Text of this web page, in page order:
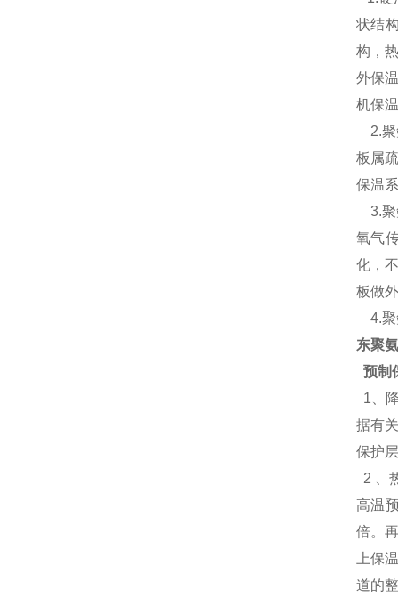
状结
构，
外保
机保
2.聚
板属
保温
3.聚
氧气
化，
板做
4.聚
东聚
预制
1、
据有
保护
2 、
高温
倍。
上保
道的